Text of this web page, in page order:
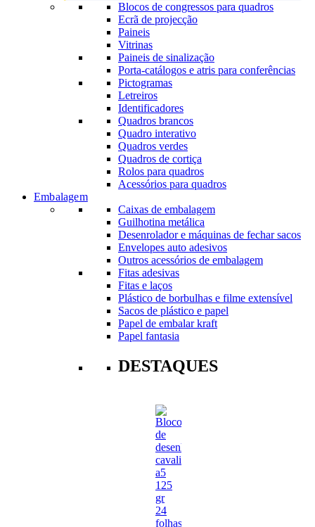
Blocos de congressos para quadros
Ecrã de projecção
Paineis
Vitrinas
Paineis de sinalização
Porta-catálogos e atris para conferências
Pictogramas
Letreiros
Identificadores
Quadros brancos
Quadro interativo
Quadros verdes
Quadros de cortiça
Rolos para quadros
Acessórios para quadros
Embalagem
Caixas de embalagem
Guilhotina metálica
Desenrolador e máquinas de fechar sacos
Envelopes auto adesivos
Outros acessórios de embalagem
Fitas adesivas
Fitas e laços
Plástico de borbulhas e filme extensível
Sacos de plástico e papel
Papel de embalar kraft
Papel fantasia
DESTAQUES